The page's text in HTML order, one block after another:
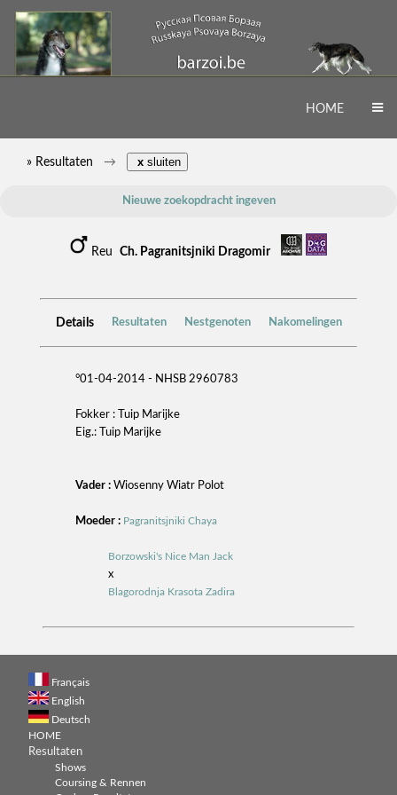
HOME
» Resultaten x sluiten
Nieuwe zoekopdracht ingeven
ReuCh. Pagranitsjniki Dragomir
Details Resultaten Nestgenoten Nakomelingen
°01-04-2014 - NHSB 2960783
Fokker : Tuip Marijke
Eig.: Tuip Marijke
Vader : Wiosenny Wiatr Polot
Moeder : Pagranitsjniki Chaya
Borzowski's Nice Man Jack
x
Blagorodnja Krasota Zadira
Français
English
Deutsch
HOME
Resultaten
Shows
Coursing & Rennen